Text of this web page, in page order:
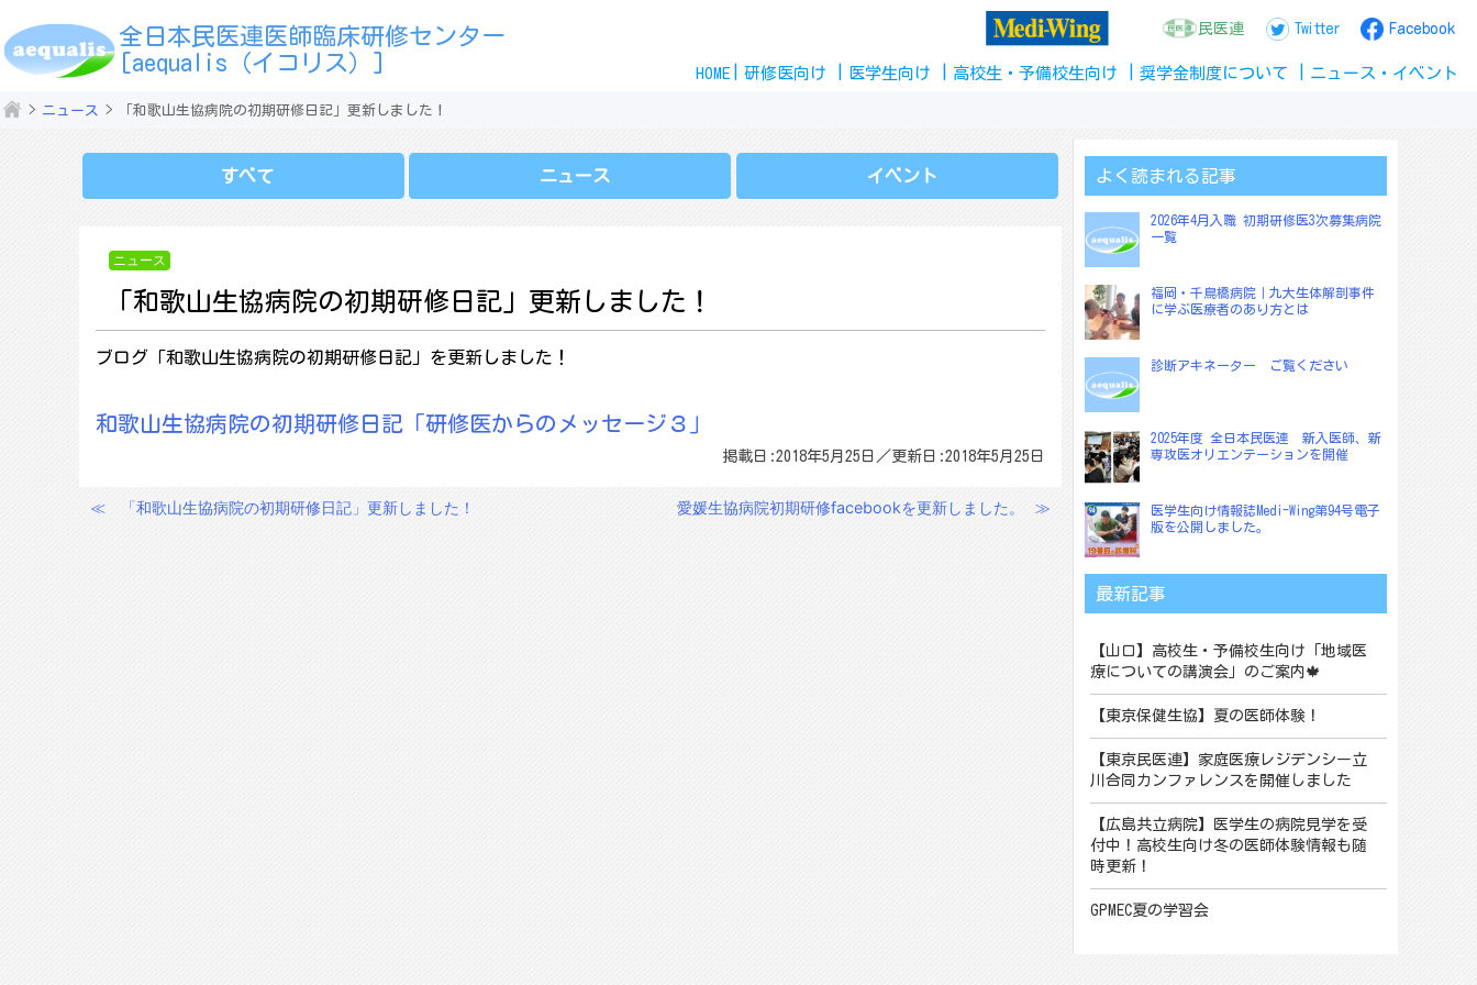
content
全日本民医連医師臨床研修センター
[aequalis（イコリス）]
民医連 Twitter Facebook
HOME 研修医向け 医学生向け 高校生 ・ 予備校生向け 奨学金制度 について ニュース ・ イベント
ニュース 「和歌山生協病院の初期研修日記」更新しました！
すべて ニュース イベント
ニュース
「和歌山生協病院の初期研修日記」更新しました！
ブログ「和歌山生協病院の初期研修日記」を更新しました！
和歌山生協病院の初期研修日記「研修医からのメッセージ３」
掲載日:2018年5月25日／更新日:2018年5月25日
投≪ 「和歌山生協病院の初期研修日記」更新しました！ 愛媛生協病院初期研修facebookを更新しました。 ≫
よく読まれる記事
2026年4月入職 初期研修医3次募集病院
一覧
福岡・千鳥橋病院｜九大生体解剖事件
に学ぶ医療者のあり方とは
診断アキネーター ご覧ください
2025年度 全日本民医連 新入医師、新
専攻医オリエンテーションを開催
医学生向け情報誌Medi-Wing第94号電子
版を公開しました。
最新記事
【山口】高校生・予備校生向け「地域医
療についての講演会」のご案内🍁
【東京保健生協】夏の医師体験！
【東京民医連】家庭医療レジデンシー立
川合同カンファレンスを開催しました
【広島共立病院】医学生の病院見学を受
付中！高校生向け冬の医師体験情報も随
時更新！
GPMEC夏の学習会